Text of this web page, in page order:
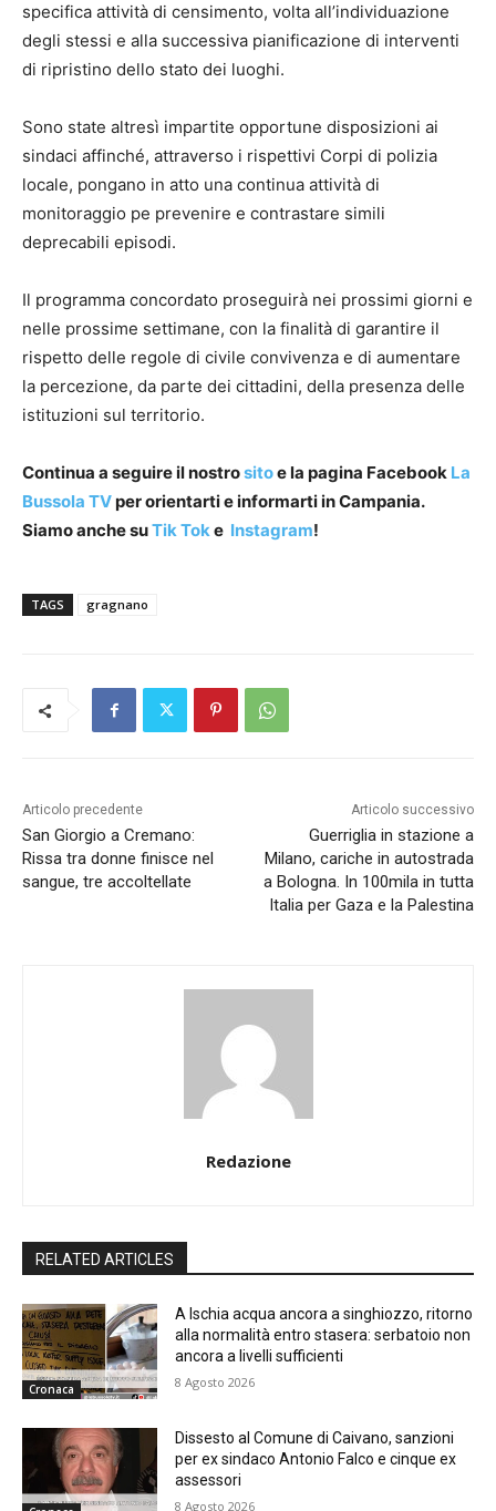
specifica attività di censimento, volta all’individuazione
degli stessi e alla successiva pianificazione di interventi
di ripristino dello stato dei luoghi.
Sono state altresì impartite opportune disposizioni ai
sindaci affinché, attraverso i rispettivi Corpi di polizia
locale, pongano in atto una continua attività di
monitoraggio pe prevenire e contrastare simili
deprecabili episodi.
Il programma concordato proseguirà nei prossimi giorni e
nelle prossime settimane, con la finalità di garantire il
rispetto delle regole di civile convivenza e di aumentare
la percezione, da parte dei cittadini, della presenza delle
istituzioni sul territorio.
Continua a seguire il nostrositoe la pagina Facebook La
Bussola TVper orientarti e informarti in Campania.
Siamo anche suTik Toke Instagram!
TAGS gragnano
Articolo precedente
San Giorgio a Cremano:
Rissa tra donne finisce nel
sangue, tre accoltellate
Articolo successivo
Guerriglia in stazione a
Milano, cariche in autostrada
a Bologna. In 100mila in tutta
Italia per Gaza e la Palestina
Redazione
RELATED ARTICLES
Cronaca
A Ischia acqua ancora a singhiozzo, ritorno
alla normalità entro stasera: serbatoio non
ancora a livelli sufficienti
8 Agosto 2026
Dissesto al Comune di Caivano, sanzioni
per ex sindaco Antonio Falco e cinque ex
assessori
8 Agosto 2026